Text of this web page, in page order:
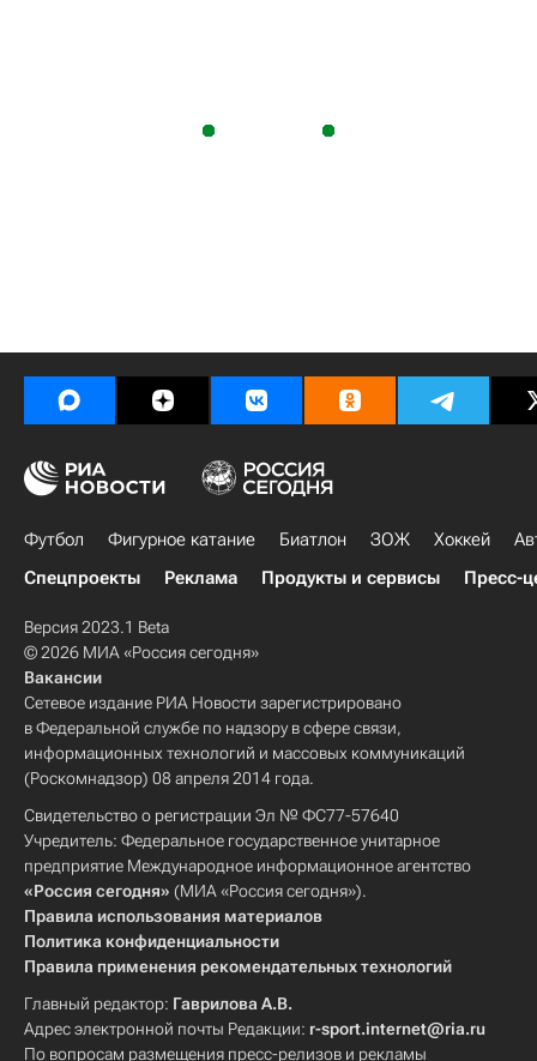
Футбол Фигурное катание Биатлон ЗОЖ Хоккей
Спецпроекты
Реклама Продукты и сервисы Пресс-
Версия 2023.1 Beta
© 2026 МИА «Россия сегодня»
Вакансии
Сетевое издание РИА Новости зарегистрировано
в Федеральной службе по надзору в сфере связи,
информационных технологий и массовых коммуникаций
(Роскомнадзор) 08 апреля 2014 года.
Свидетельство о регистрации Эл № ФС77-57640
Учредитель: Федеральное государственное унитарное
предприятие Международное информационное агентство
«Россия сегодня» (МИА «Россия сегодня»).
Правила использования материалов
Политика конфиденциальности
Правила применения рекомендательных технологий
Главный редактор: Гаврилова А.В.
Адрес электронной почты Редакции: r-sport.internet@ria.ru
По вопросам размещения пресс-релизов и рекламы